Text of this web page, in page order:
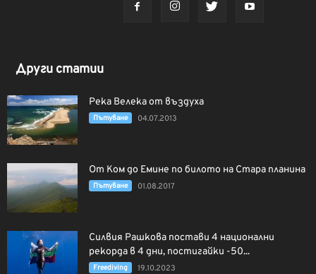
Други статии
Река Велека от въздуха
Пътуване 04.07.2013
От Ком до Емине по билото на Стара планина
Пътуване 01.08.2017
Силвия Рашкова постави 4 национални
рекорда в 4 дни, постигайки -50...
Freediving 19.10.2023